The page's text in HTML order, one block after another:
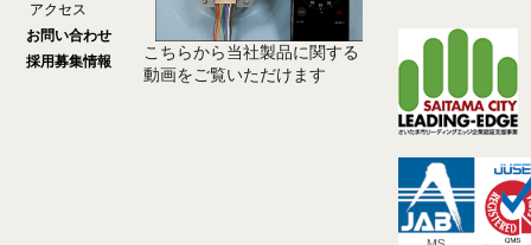
アクセス
お問い合わせ
採用募集情報
こちらから当社製品に関する
動画をご覧いただけます